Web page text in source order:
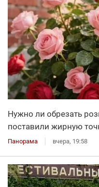
Нужно ли обрезать
поставили жирную
Панорама вчера, 19:58